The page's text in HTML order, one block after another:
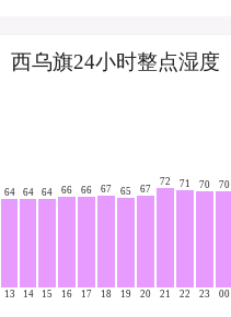
西乌旗24小时整点湿度
64
13
64
14
64
15
66
16
66
17
67
18
65
19
67
20
72
21
71
22
70
23
70
00